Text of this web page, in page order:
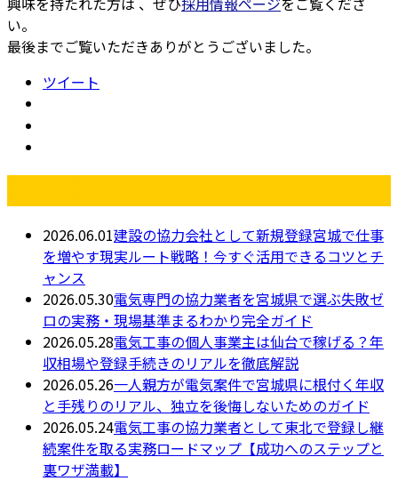
い。
最後までご覧いただきありがとうございました。
ツイート
2026.06.01建設の協力会社として新規登録宮城で仕事
を増やす現実ルート戦略！今すぐ活用できるコツとチ
ャンス
2026.05.30電気専門の協力業者を宮城県で選ぶ失敗ゼ
ロの実務・現場基準まるわかり完全ガイド
2026.05.28電気工事の個人事業主は仙台で稼げる？年
収相場や登録手続きのリアルを徹底解説
2026.05.26一人親方が電気案件で宮城県に根付く年収
と手残りのリアル、独立を後悔しないためのガイド
2026.05.24電気工事の協力業者として東北で登録し継
続案件を取る実務ロードマップ【成功へのステップと
裏ワザ満載】